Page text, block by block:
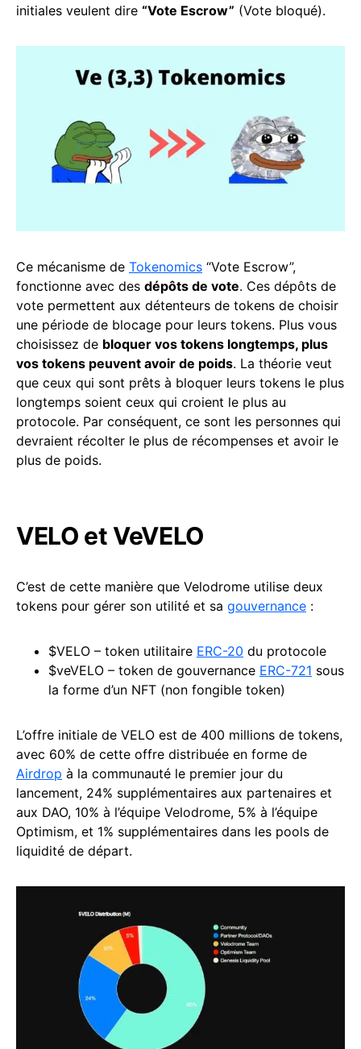
initiales veulent dire “Vote Escrow” (Vote bloqué).
Ce mécanisme de Tokenomics “Vote Escrow”,
fonctionne avec des dépôts de vote. Ces dépôts de
vote permettent aux détenteurs de tokens de choisir
une période de blocage pour leurs tokens. Plus vous
choisissez de bloquer vos tokens longtemps, plus
vos tokens peuvent avoir de poids. La théorie veut
que ceux qui sont prêts à bloquer leurs tokens le plus
longtemps soient ceux qui croient le plus au
protocole. Par conséquent, ce sont les personnes qui
devraient récolter le plus de récompenses et avoir le
plus de poids.
VELO et VeVELO
C’est de cette manière que Velodrome utilise deux
tokens pour gérer son utilité et sa gouvernance :
$VELO – token utilitaire ERC-20 du protocole
$veVELO – token de gouvernance ERC-721 sous
la forme d’un NFT (non fongible token)
L’offre initiale de VELO est de 400 millions de tokens,
avec 60% de cette offre distribuée en forme de
Airdrop à la communauté le premier jour du
lancement, 24% supplémentaires aux partenaires et
aux DAO, 10% à l’équipe Velodrome, 5% à l’équipe
Optimism, et 1% supplémentaires dans les pools de
liquidité de départ.